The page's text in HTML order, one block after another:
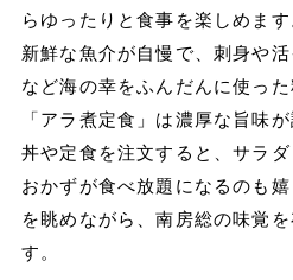
らゆったりと食事を楽しめます
新鮮な魚介が自慢で、刺身や
など海の幸をふんだんに使っ
「アラ煮定食」は濃厚な旨味
丼や定食を注文すると、サラ
おかずが食べ放題になるのも
を眺めながら、南房総の味覚
す。